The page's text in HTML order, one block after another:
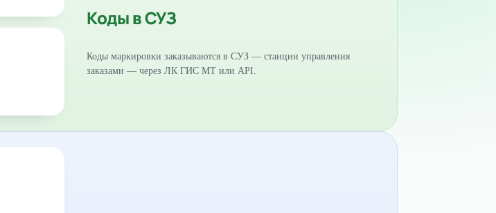
Коды в СУЗ
Коды маркировки заказываются в СУЗ — станции управления
заказами — через ЛК ГИС МТ или API.